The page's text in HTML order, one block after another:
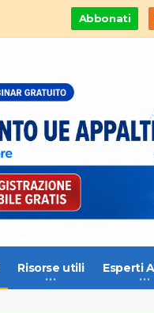
Abbonati
Risorse utili Esperti